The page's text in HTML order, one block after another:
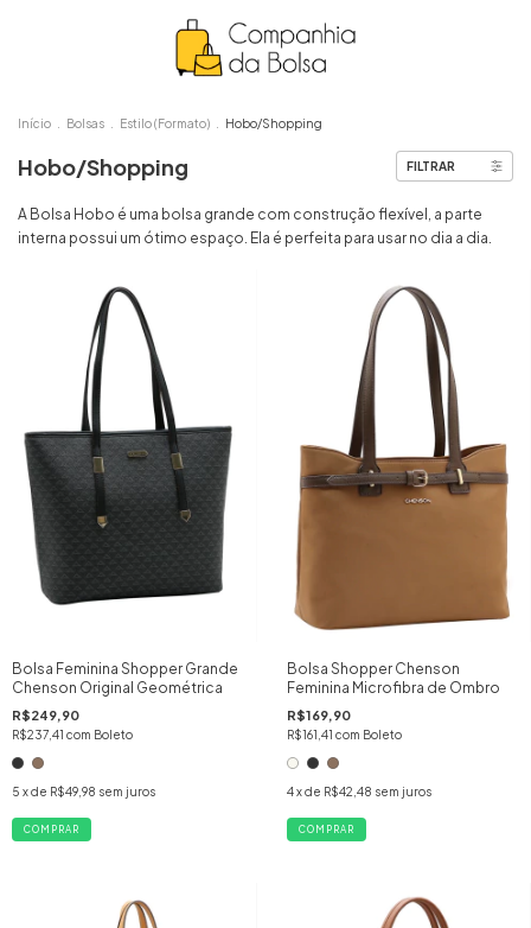
Início Bolsas Estilo (Formato) Hobo/Shopping
Hobo/Shopping FILTRAR
A Bolsa Hobo é uma bolsa grande com construção flexível, a parte
interna possui um ótimo espaço. Ela é perfeita para usar no dia a dia.
Bolsa Feminina Shopper Grande
Chenson Original Geométrica
R$249,90
R$237,41 com Boleto
5 x de R$49,98 sem juros
COMPRAR
Bolsa Shopper Chenson
Feminina Microfibra de Ombro
R$169,90
R$161,41 com Boleto
4 x de R$42,48 sem juros
COMPRAR